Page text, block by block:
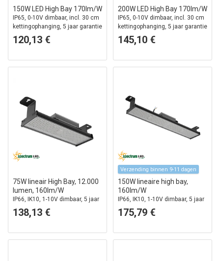
150W LED High Bay 170lm/W
IP65, 0-10V dimbaar, incl. 30 cm
kettingophanging, 5 jaar garantie
120,13 €
200W LED High Bay 170lm/W
IP65, 0-10V dimbaar, incl. 30 cm
kettingophanging, 5 jaar garantie
145,10 €
75W lineair High Bay, 12.000
lumen, 160lm/W
IP66, IK10, 1-10V dimbaar, 5 jaar
garantie
138,13 €
Verzending binnen 9-11 dagen
150W lineaire high bay,
160lm/W
IP66, IK10, 1-10V dimbaar, 5 jaar
garantie
175,79 €